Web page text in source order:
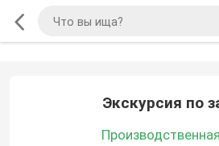
Экскурсия по